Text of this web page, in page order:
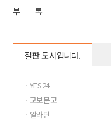
부 록
절판 도서입니다.
· YES24
· 교보문고
· 알라딘